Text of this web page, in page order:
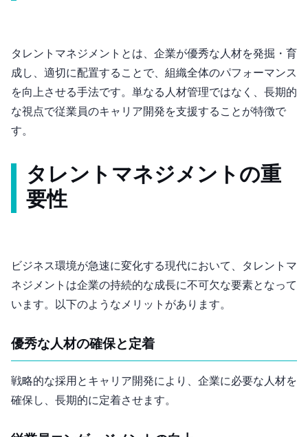
タレントマネジメントとは、企業が優秀な人材を発掘・育
成し、適切に配置することで、組織全体のパフォーマンス
を向上させる手法です。単なる人材管理ではなく、長期的
な視点で従業員のキャリア開発を支援することが特徴で
す。
タレントマネジメントの重
要性
ビジネス環境が急速に変化する現代において、タレントマ
ネジメントは企業の持続的な成長に不可欠な要素となって
います。以下のようなメリットがあります。
優秀な人材の確保と定着
戦略的な採用とキャリア開発により、企業に必要な人材を
確保し、長期的に定着させます。